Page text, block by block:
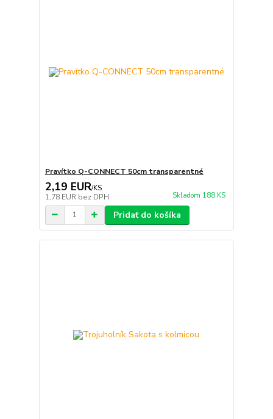
Pravítko Q-CONNECT 50cm transparentné
2,19 EUR/KS
1,78 EUR bez DPH Skladom 188 KS
Pridať do košíka